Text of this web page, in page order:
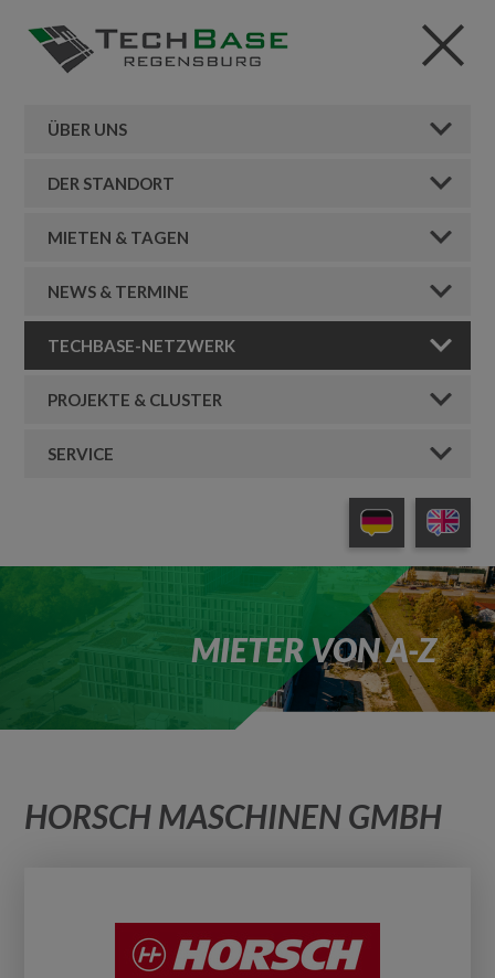
ÜBER UNS
DER STANDORT
MIETEN & TAGEN
NEWS & TERMINE
TECHBASE-NETZWERK
PROJEKTE & CLUSTER
SERVICE
MIETER VON A-Z
HORSCH MASCHINEN GMBH